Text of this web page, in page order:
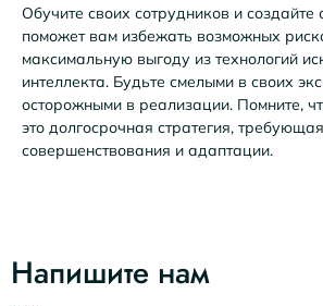
Обучите своих сотрудников и создайте
поможет вам избежать возможных
максимальную выгоду из технологий
интеллекта. Будьте смелыми в своих
осторожными в реализации. Помните,
это долгосрочная стратегия,
совершенствования и адаптации.
Напишите нам